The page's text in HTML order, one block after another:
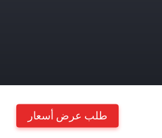
طلب عرض أسعار